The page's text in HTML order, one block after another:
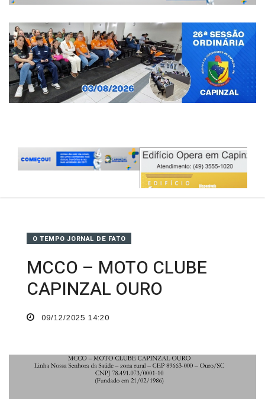
O TEMPO JORNAL DE FATO
MCCO – MOTO CLUBE
09/12/2025 14:20